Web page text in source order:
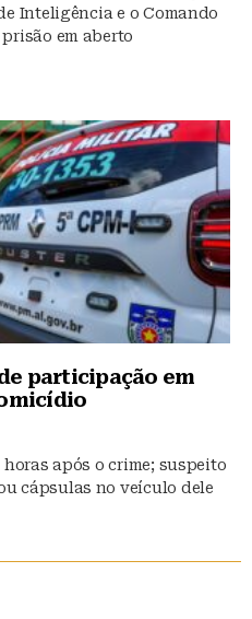
Inteligência e o Comando
em aberto
participação em
após o crime; suspeito
cápsulas no veículo dele